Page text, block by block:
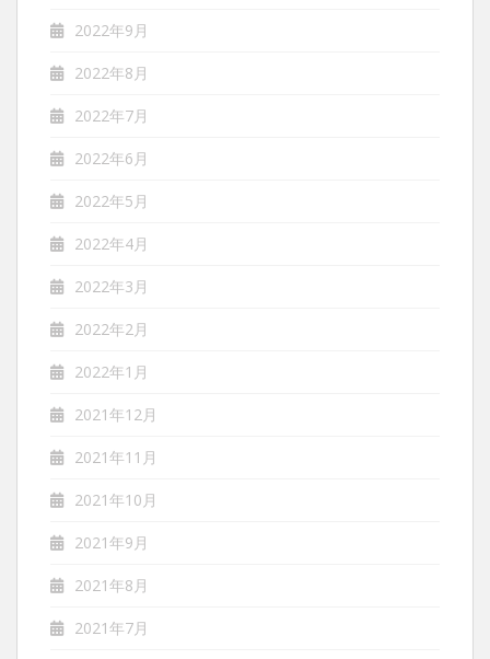
2022年9月
2022年8月
2022年7月
2022年6月
2022年5月
2022年4月
2022年3月
2022年2月
2022年1月
2021年12月
2021年11月
2021年10月
2021年9月
2021年8月
2021年7月